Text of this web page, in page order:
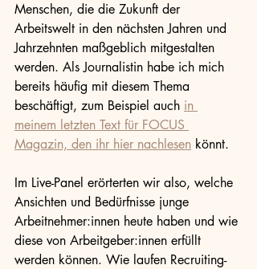
Menschen, die die Zukunft der
Arbeitswelt in den nächsten Jahren und
Jahrzehnten maßgeblich mitgestalten
werden. Als Journalistin habe ich mich
bereits häufig mit diesem Thema
beschäftigt, zum Beispiel auch in
meinem letzten Text für FOCUS
Magazin, den ihr hier nachlesen könnt.
Im Live-Panel erörterten wir also, welche
Ansichten und Bedürfnisse junge
Arbeitnehmer:innen heute haben und wie
diese von Arbeitgeber:innen erfüllt
werden können. Wie laufen Recruiting-